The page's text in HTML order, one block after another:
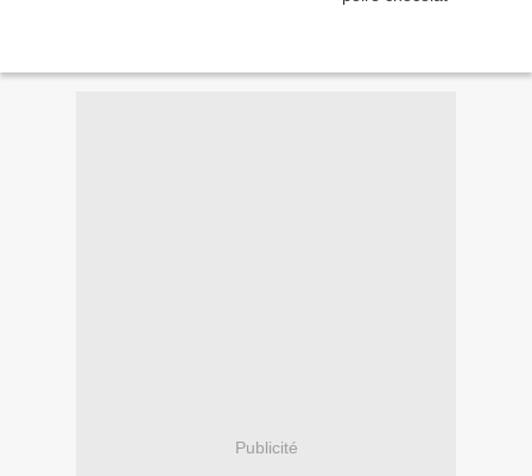
Publicité